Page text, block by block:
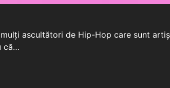
ascultători de Hip-Hop care sunt
că…